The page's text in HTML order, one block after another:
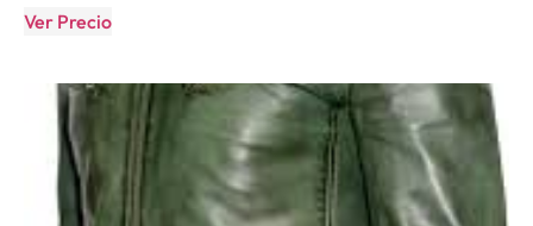
Ver Precio